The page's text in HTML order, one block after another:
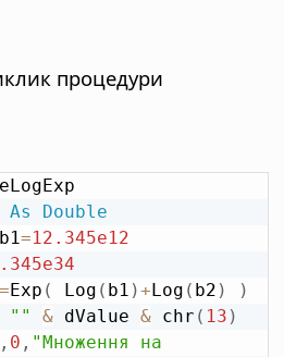
процедури
As
Double
=12.345e12
=Exp ( Log ( b1 )+Log ( b2 )
)
"" & dValue & chr ( 13 )
, 0 , "Множення на